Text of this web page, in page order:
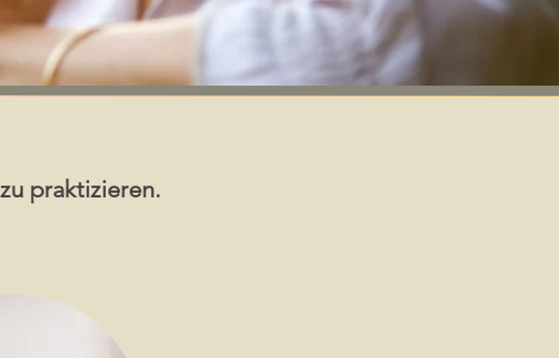
praktizieren.